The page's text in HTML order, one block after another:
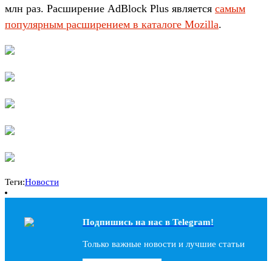
млн раз. Расширение AdBlock Plus является самым
популярным расширением в каталоге Mozilla.
Теги:Новости
Подпишись на наc в Telegram!
Только важные новости и лучшие статьи